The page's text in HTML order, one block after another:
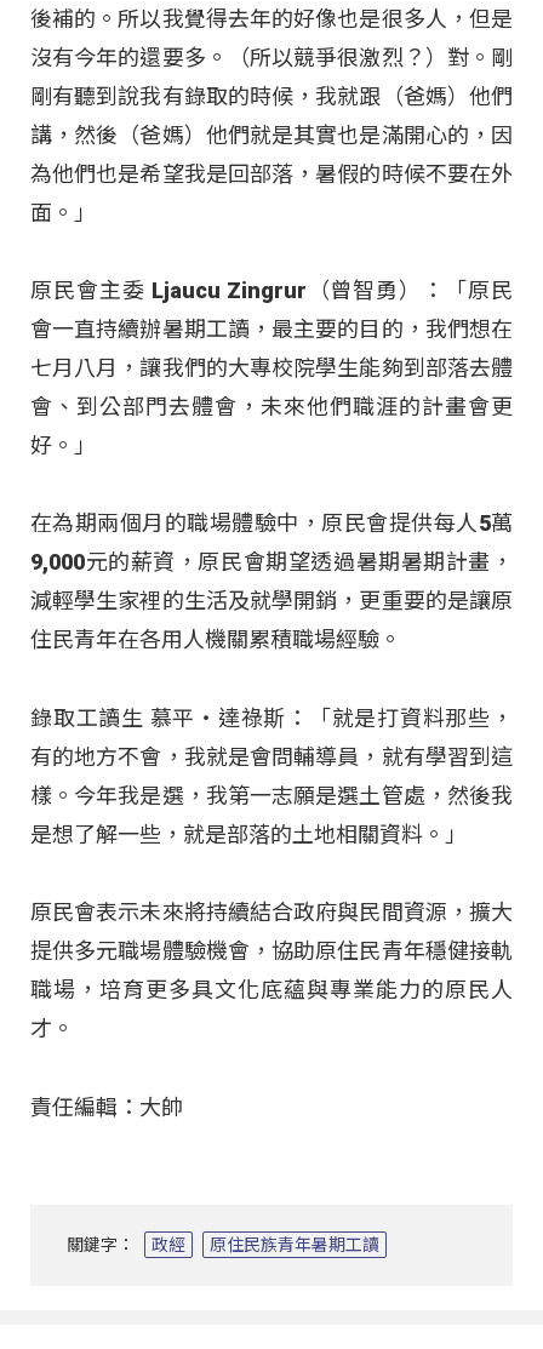
後補的。所以我覺得去年的好像也是很多人，但是
沒有今年的還要多。（所以競爭很激烈？）對。剛
剛有聽到說我有錄取的時候，我就跟（爸媽）他們
講，然後（爸媽）他們就是其實也是滿開心的，因
為他們也是希望我是回部落，暑假的時候不要在外
面。」
原民會主委 Ljaucu Zingrur（曾智勇）：「原民
會一直持續辦暑期工讀，最主要的目的，我們想在
七月八月，讓我們的大專校院學生能夠到部落去體
會、到公部門去體會，未來他們職涯的計畫會更
好。」
在為期兩個月的職場體驗中，原民會提供每人5萬
9,000元的薪資，原民會期望透過暑期暑期計畫，
減輕學生家裡的生活及就學開銷，更重要的是讓原
住民青年在各用人機關累積職場經驗 。
錄取工讀生 慕平‧達祿斯：「就是打資料那些，
有的地方不會，我就是會問輔導員，就有學習到這
樣。今年我是選，我第一志願是選土管處，然後我
是想了解一些，就是部落的土地相關資料。」
原民會表示未來將持續結合政府與民間資源，擴大
提供多元職場體驗機會，協助原住民青年穩健接軌
職場，培育更多具文化底蘊與專業能力的原民人
才 。
責任編輯：大帥
關鍵字： 政經 原住民族青年暑期工讀